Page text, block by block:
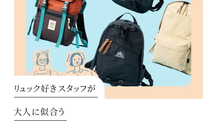
リュック好きスタッフが
大人に似合う